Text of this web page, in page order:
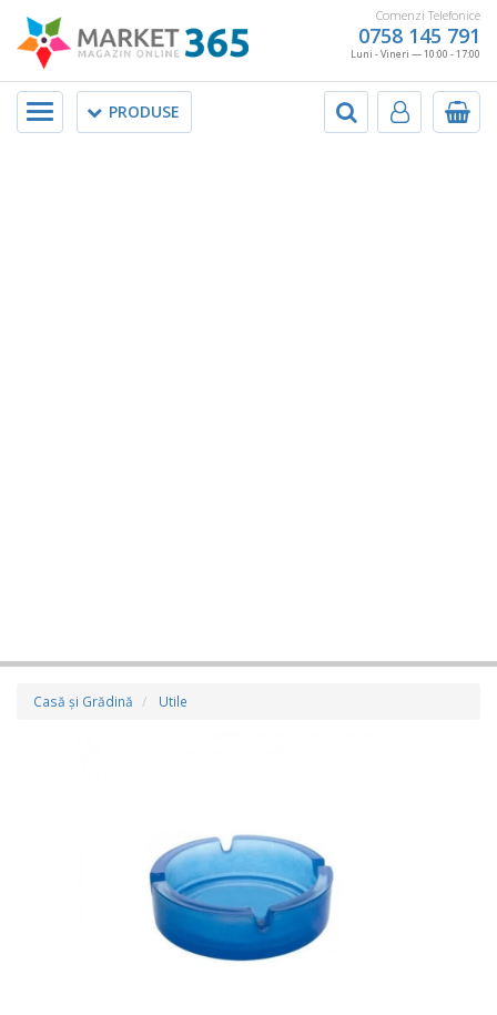
Comenzi Telefonice
0758 145 791
Luni - Vineri — 10:00 - 17:00
PRODUSE
Meniu
Casă şi Grădină Utile